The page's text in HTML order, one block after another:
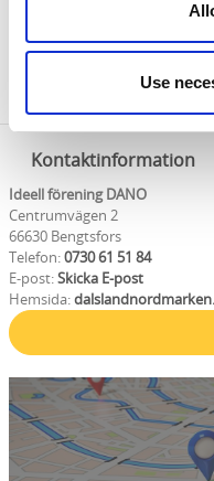
Use
Välkommen till en
sjösystemet Dalsland
Kontaktinformation
Ideell förening DANO
Centrumvägen 2
66630 Bengtsfors
Telefon:0730 61 51 84
E-post:Skicka E-post
Hemsida: